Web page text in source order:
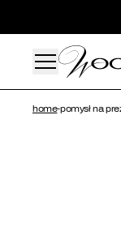
home-pomysł na